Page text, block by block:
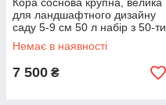
Кора соснова крупна, велика
для ландшафтного дизайну
саду 5-9 см 50 л набір з 50-ти
мішків
Немає в наявності
7 500 ₴